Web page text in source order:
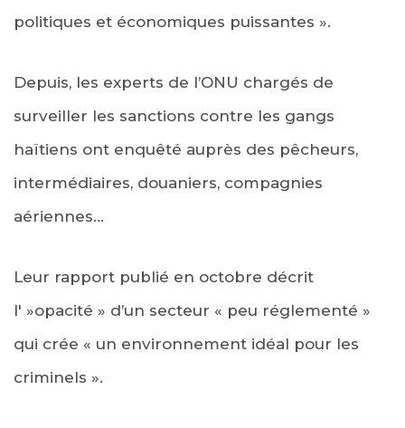
politiques et économiques puissantes ».
Depuis, les experts de l’ONU chargés de
surveiller les sanctions contre les gangs
haïtiens ont enquêté auprès des pêcheurs,
intermédiaires, douaniers, compagnies
aériennes…
Leur rapport publié en octobre décrit
l' »opacité » d’un secteur « peu réglementé »
qui crée « un environnement idéal pour les
criminels ».